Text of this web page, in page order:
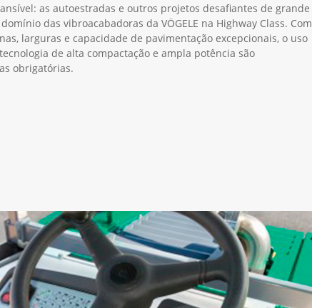
as autoestradas e outros projetos desafiantes de grande
das vibroacabadoras da VÖGELE na Highway Class. Com
larguras e capacidade de pavimentação excepcionais, o uso
de alta compactação e ampla potência são
obrigatórias.